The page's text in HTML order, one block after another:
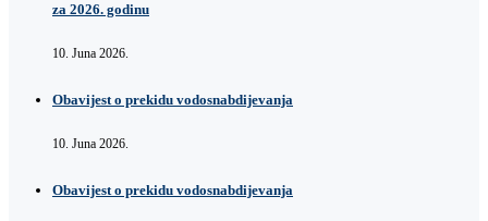
za 2026. godinu
10. Juna 2026.
Obavijest o prekidu vodosnabdijevanja
10. Juna 2026.
Obavijest o prekidu vodosnabdijevanja